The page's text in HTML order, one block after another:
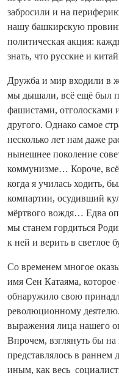
забросили и на
нашу башкирскую
политическая акция:
знать, что русские и
Дружба и мир входили в
мы дышали, всё ещё был
фашистами, отголосками
другого. Однако самое
несколько лет нам даже
нынешнее поколение
коммунизме… Короче,
когда я училась ходить,
компартии, осудивший
мёртвого вождя… Едва
мы станем гордиться
к ней и верить в светлое
Со временем многое
имя Сен Катаяма, которое
обнаружило свою
революционному
выражения лица нашего
Впрочем, взглянуть бы на
представлялось в раннем
иным, как весь